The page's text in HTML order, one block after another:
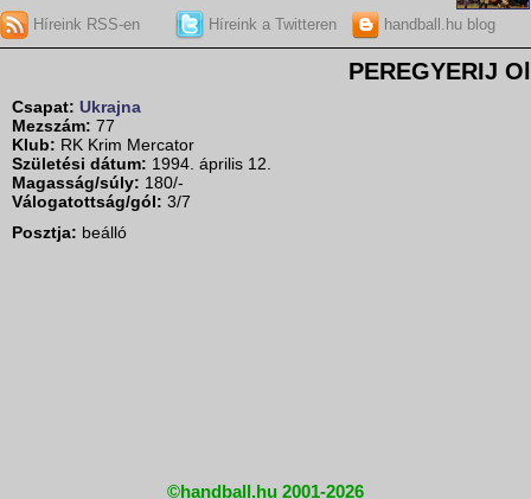
Híreink RSS-en Híreink a Twitteren handball.hu blog
PEREGYERIJ
Csapat: Ukrajna
Mezszám: 77
Klub: RK Krim Mercator
Születési dátum: 1994. április 12.
Magasság/súly: 180/-
Válogatottság/gól: 3/7
Posztja: beálló
©handball.hu 2001-2026